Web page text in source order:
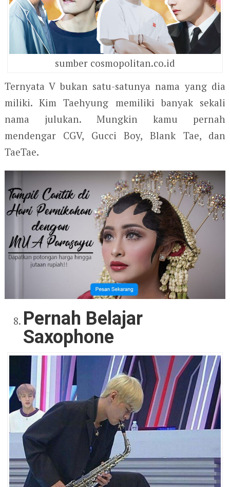
sumber cosmopolitan.co.id
Ternyata V bukan satu-satunya nama yang dia
miliki. Kim Taehyung memiliki banyak sekali
nama julukan. Mungkin kamu pernah
mendengar CGV, Gucci Boy, Blank Tae, dan
TaeTae.
Pernah Belajar
Saxophone